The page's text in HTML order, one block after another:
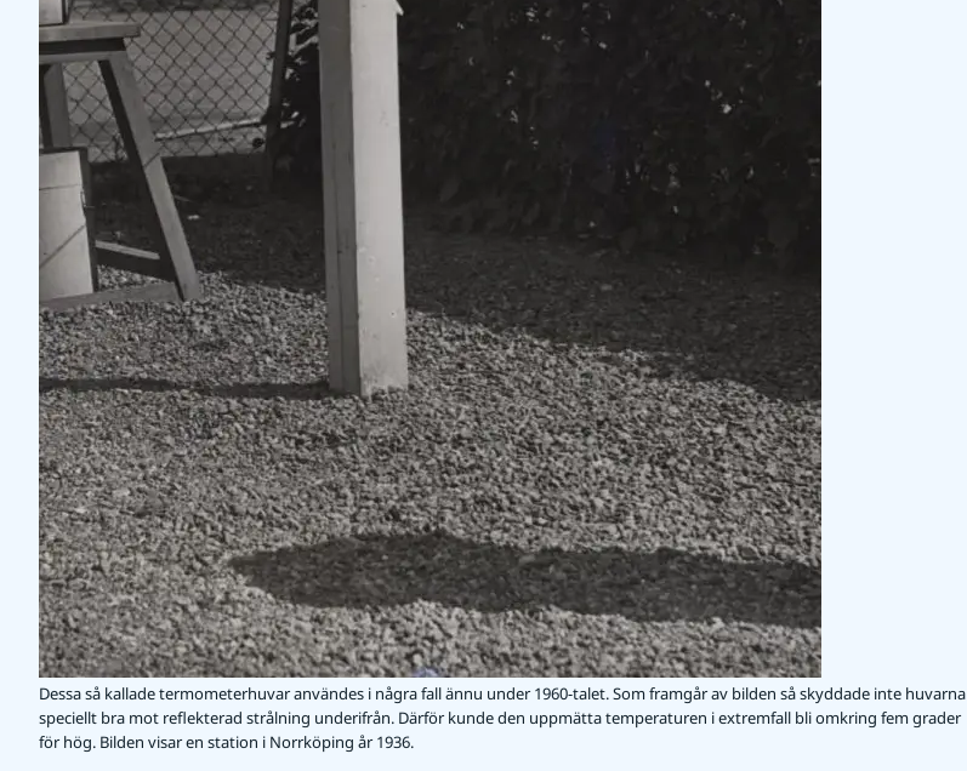
Dessa så kallade termometerhuvar användes i några fall ännu under 1960-talet. Som framgår av bilden så skyddade inte huvarna
speciellt bra mot reflekterad strålning underifrån. Därför kunde den uppmätta temperaturen i extremfall bli omkring fem grader
för hög. Bilden visar en station i Norrköping år 1936.